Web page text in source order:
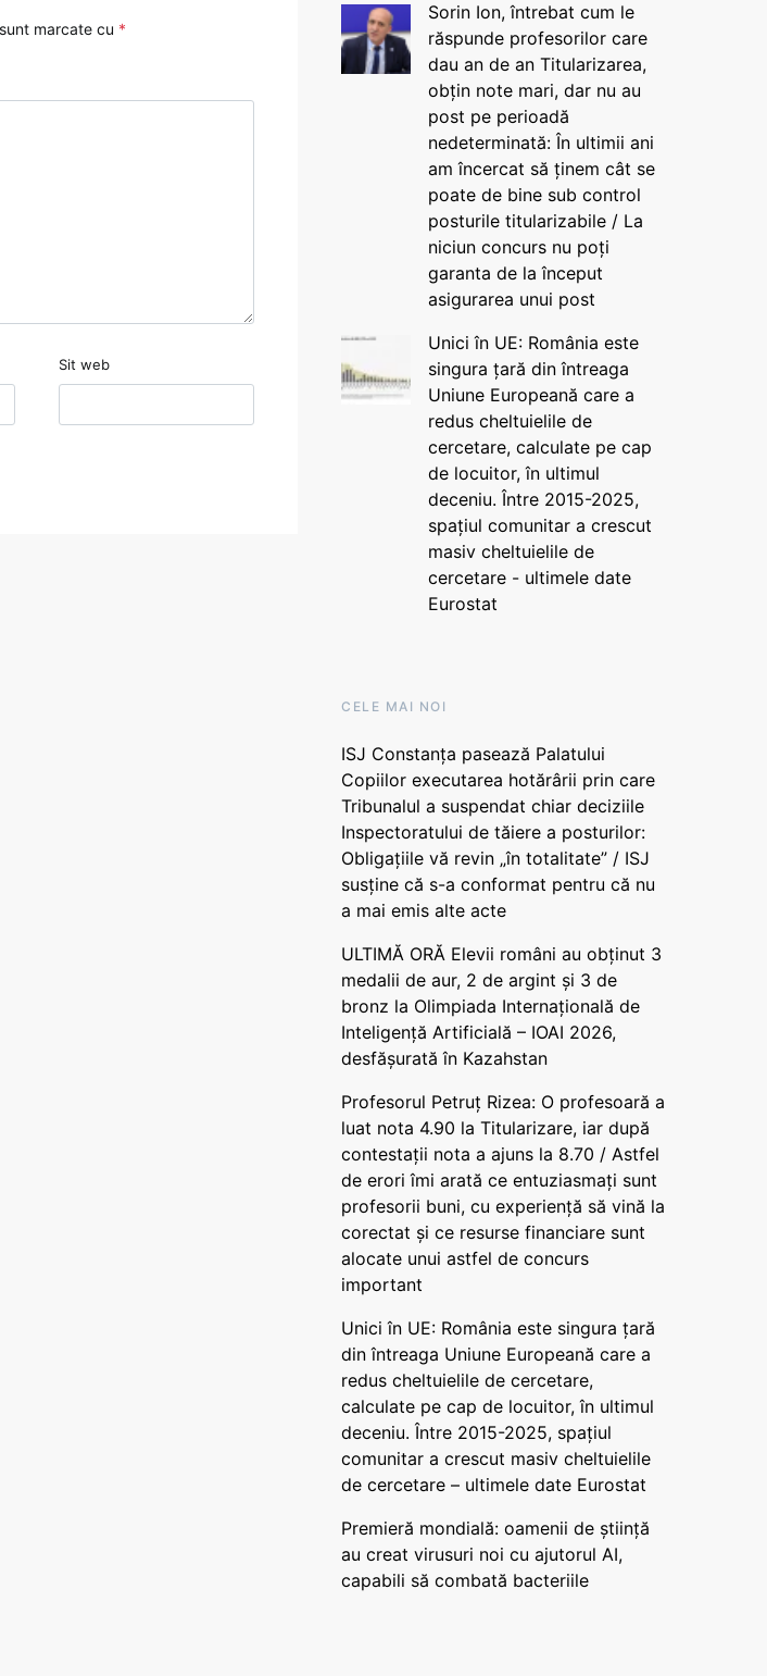
marcate cu *
Sit web
Sorin Ion, întrebat cum le
răspunde profesorilor care
dau an de an Titularizarea,
obțin note mari, dar nu au
post pe perioadă
nedeterminată: În ultimii ani
am încercat să ținem cât se
poate de bine sub control
posturile titularizabile / La
niciun concurs nu poți
garanta de la început
asigurarea unui post
Unici în UE: România este
singura țară din întreaga
Uniune Europeană care a
redus cheltuielile de
cercetare, calculate pe cap
de locuitor, în ultimul
deceniu. Între 2015-2025,
spațiul comunitar a crescut
masiv cheltuielile de
cercetare - ultimele date
Eurostat
CELE MAI NOI
ISJ Constanța pasează Palatului
Copiilor executarea hotărârii prin care
Tribunalul a suspendat chiar deciziile
Inspectoratului de tăiere a posturilor:
Obligațiile vă revin „în totalitate” / ISJ
susține că s-a conformat pentru că nu
a mai emis alte acte
ULTIMĂ ORĂ Elevii români au obținut 3
medalii de aur, 2 de argint și 3 de
bronz la Olimpiada Internațională de
Inteligență Artificială – IOAI 2026,
desfășurată în Kazahstan
Profesorul Petruț Rizea: O profesoară a
luat nota 4.90 la Titularizare, iar după
contestații nota a ajuns la 8.70 / Astfel
de erori îmi arată ce entuziasmați sunt
profesorii buni, cu experiență să vină la
corectat și ce resurse financiare sunt
alocate unui astfel de concurs
important
Unici în UE: România este singura țară
din întreaga Uniune Europeană care a
redus cheltuielile de cercetare,
calculate pe cap de locuitor, în ultimul
deceniu. Între 2015-2025, spațiul
comunitar a crescut masiv cheltuielile
de cercetare – ultimele date Eurostat
Premieră mondială: oamenii de știință
au creat virusuri noi cu ajutorul AI,
capabili să combată bacteriile